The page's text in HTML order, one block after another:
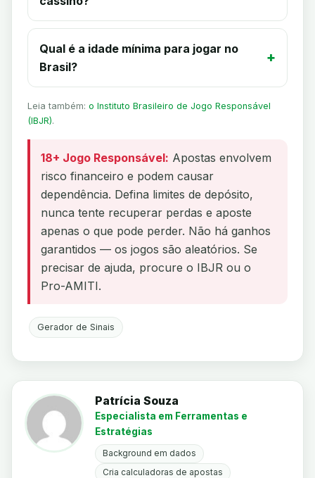
Qual é a idade mínima para jogar no
Brasil?
Leia também: o Instituto Brasileiro de Jogo Responsável
(IBJR).
18+ Jogo Responsável: Apostas envolvem
risco financeiro e podem causar
dependência. Defina limites de depósito,
nunca tente recuperar perdas e aposte
apenas o que pode perder. Não há ganhos
garantidos — os jogos são aleatórios. Se
precisar de ajuda, procure o IBJR ou o
Pro-AMITI.
Gerador de Sinais
Patrícia Souza
Especialista em Ferramentas e
Estratégias
Background em dados
Cria calculadoras de apostas